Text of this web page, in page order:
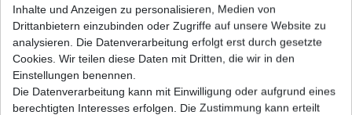
inkl. ges. MwSt. Versandkosten
Ölfilter Hiflo HF204 HF 204 verschiedene
, Farbe: Racing
Inhalte und Anzeigen zu personalisieren, Medien von
Drittanbietern einzubinden oder Zugriffe auf unsere Website zu
analysieren. Die Datenverarbeitung erfolgt erst durch gesetzte
Cookies. Wir teilen diese Daten mit Dritten, die wir in den
Einstellungen benennen.
Die Datenverarbeitung kann mit Einwilligung oder aufgrund eines
berechtigten Interesses erfolgen. Die Zustimmung kann erteilt